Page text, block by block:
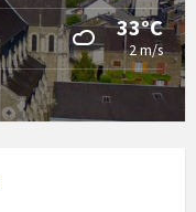
33°C
2 m/s